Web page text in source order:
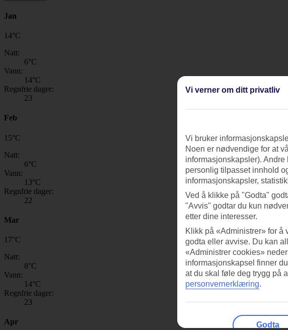
Jan
14°C
Natt:
6°C
Vann:
14°C
Regnfrie dager:
23
Feb
15°C
Natt:
6°C
Vann:
13°C
Regnfrie dager:
22
Mar
17°C
Natt:
8°C
Vann:
14°C
Regnfrie dager:
23
Apr
Vi verner om ditt privatliv
Vi bruker
Noen er nødvendige for at
informasjonskapsler).
personlig tilpasset innhold
informasjonskapsler,
Ved å klikke på "Godta"
"Avvis" godtar du kun
etter dine interesser.
Klikk på «Administrer» for å
godta eller avvise. Du kan
«Administrer cookies»
informasjonskapsel finner
at du skal føle deg trygg på
personvernerklæring.
Godta